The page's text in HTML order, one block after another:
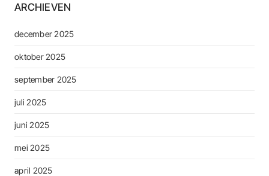
ARCHIEVEN
december 2025
oktober 2025
september 2025
juli 2025
juni 2025
mei 2025
april 2025